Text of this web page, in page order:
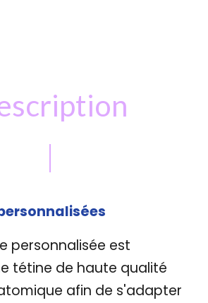
personnalisée est
tétine de haute qualité
afin de s'adapter